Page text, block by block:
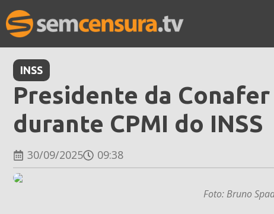
INSS
Presidente da
durante CPMI do INSS
30/09/2025 09:38
Foto: Bruno